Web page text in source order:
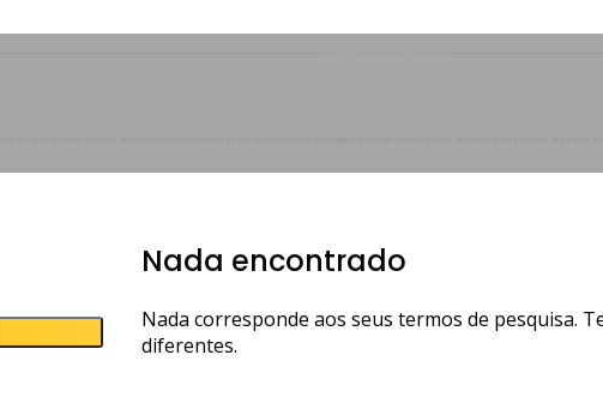
Nada encontrado
Nada corresponde aos seus termos de pesquisa.
diferentes.